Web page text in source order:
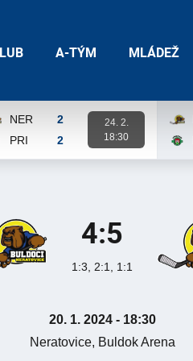
A-TÝM MLÁDEŽ
NER
2
PRI
2
24. 2.
18:30
4:5
1:3, 2:1, 1:1
20. 1. 2024 - 18:30
Neratovice, Buldok Arena